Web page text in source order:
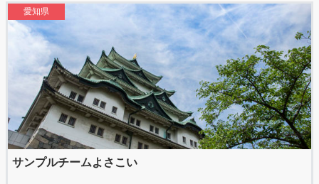
愛知県
サンプルチームよさこい